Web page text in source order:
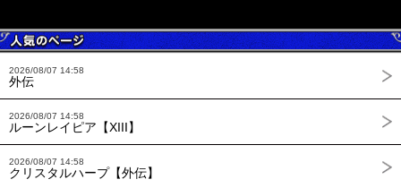
2026/08/07 14:58
外伝
2026/08/07 14:58
ルーンレイピア【XIII】
2026/08/07 14:58
クリスタルハープ【外伝】